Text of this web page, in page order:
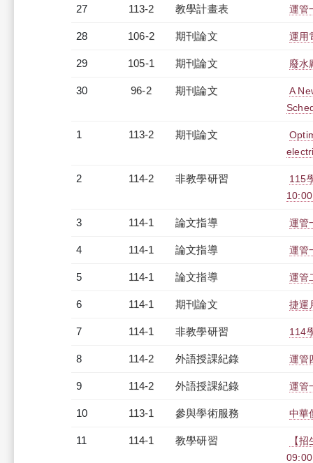
27 113-2 教學計畫表 運管
28 106-2 期刊論文 運用
29 105-1 期刊論文 廢水
30 96-2 期刊論文
A
1 113-2 期刊論文
2 114-2 非教學研習
115
3 114-1 論文指導 運管
4 114-1 論文指導 運管
5 114-1 論文指導 運管
6 114-1 期刊論文 捷運
7 114-1 非教學研習 114
8 114-2 外語授課紀錄 運管
9 114-2 外語授課紀錄 運管
10 113-1 參與學術服務 中華
11 114-1 教學研習
【